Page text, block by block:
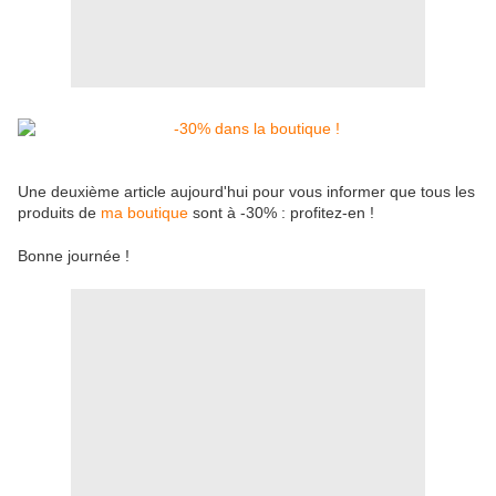
Une deuxième article aujourd'hui pour vous informer que tous les
produits de ma boutique sont à -30% : profitez-en !
Bonne journée !